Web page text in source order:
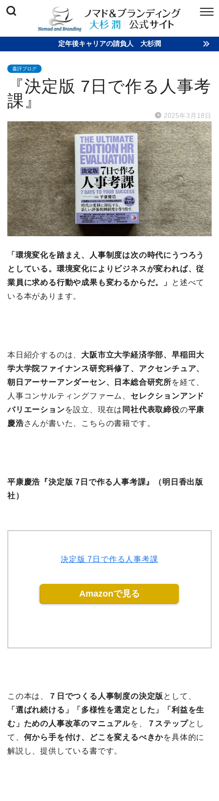
定年後キャリアの請負人 大杉潤
書評ブログ
『決定版 7日で作る人事考
課』
2025年3月18日
「環境変化を踏まえ、人事制度は次の時代にうつろう
としている。環境変化によりビジネスが変われば、従
業員に求める行動や成果も変わるからだ。」
と述べて
いる本があります。
本日紹介するのは、 大阪市立大学経済学部、早稲田大
学大学院ファイナンス研究科修了、アクセンチュア、
朝日アーサーアンダーセン、日本総合研究所を経て、
人事コンサルティングファーム、 セレクションアンド
バリエーションを設立、現在は 同社代表取締役の平康
慶浩さんが書いた、こちらの書籍です。
平康慶浩『決定版 7日で作る人事考課』（明日香出版
社）
決定版 7日で作る人事考課
Amazonで見る
この本は、 ７日でつくる人事制度の決定版 として、
「選ばれ続ける」「多様性を選定とした」「利益を生
む」ための人事改革のマニュアルを、 ７ステップとし
て、 何から手を付け、どこを変えるべきかを具体的に
解説し、提供している書です。